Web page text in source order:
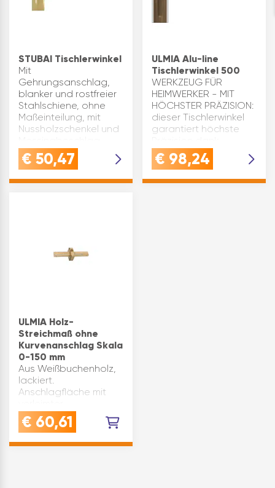
STUBAI Tischlerwinkel
Mit
Gehrungsanschlag,
blanker und rostfreier
Stahlschiene, ohne
Maßeinteilung, mit
Nussholzschenkel und
Schenkellänge(mm):
200
400 Marke: Stubai
€ 50,47
ULMIA Alu-line
Tischlerwinkel 500
WERKZEUG FÜR
HEIMWERKER - MIT
HÖCHSTER PRÄZISION:
dieser Tischlerwinkel
garantiert höchste
gehärteter
Stahlschiene und
FeineinstellungALUMINIUM
€ 98,24
ULMIA Holz-
Streichmaß ohne
Kurvenanschlag Skala
0-150 mm
Aus Weißbuchenholz,
lackiert.
Anschlagfläche mit
Pockholzauflage. 2
leicht verstellbare
Arretierung durch
€ 60,61